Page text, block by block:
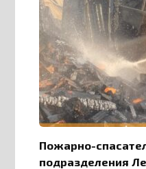
Пожарно-
подразделения